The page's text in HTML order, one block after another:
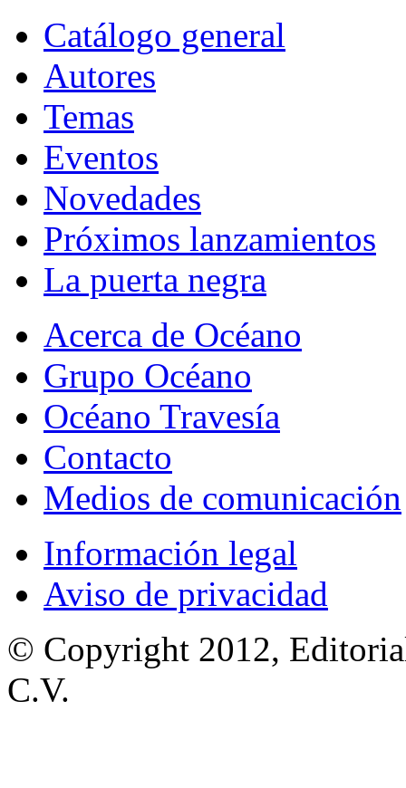
Catálogo general
Autores
Temas
Eventos
Novedades
Próximos lanzamientos
La puerta negra
Acerca de Océano
Grupo Océano
Océano Travesía
Contacto
Medios de comunicación
Información legal
Aviso de privacidad
© Copyright 2012,
C.V.